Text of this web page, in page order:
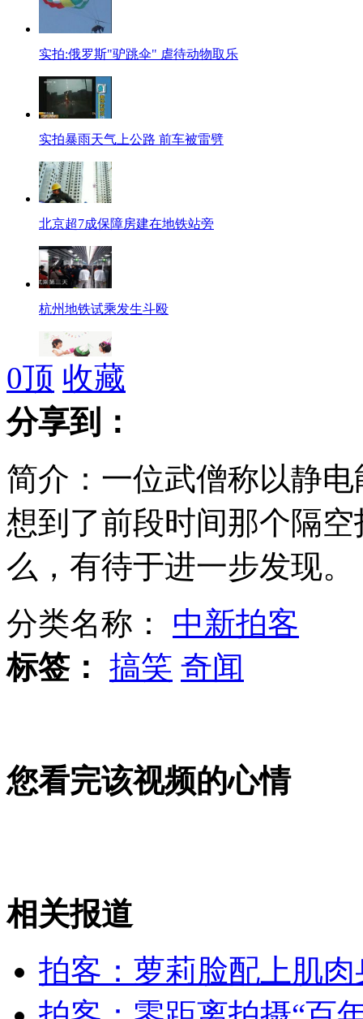
实拍:俄罗斯"驴跳伞" 虐待动物取乐
实拍暴雨天气上公路 前车被雷劈
北京超7成保障房建在地铁站旁
杭州地铁试乘发生斗殴
孩子幼儿园过生日 派送礼物近千元
12岁女童每天吃鸡排导致尿毒症
蔡卓妍自曝40岁前结婚
女孩北京地铁殴打老人 痛下狠手拳打脚踢
0顶 收藏
分享到：
简介：一位武僧称以静
想到了前段时间那个隔
么，有待于进一步发现。
分类名称： 中新拍客
标签： 搞笑 奇闻
您看完该视频的心情
相关报道
拍客：萝莉脸配上肌